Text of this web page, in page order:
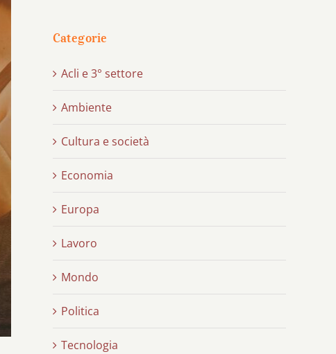
Categorie
Acli e 3° settore
Ambiente
Cultura e società
Economia
Europa
Lavoro
Mondo
Politica
Tecnologia